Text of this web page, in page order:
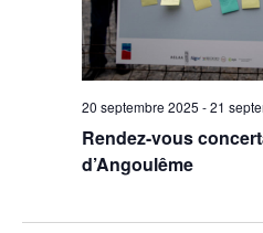
Rendez-vous
d’Angoulême
20 septembre 2025 -21